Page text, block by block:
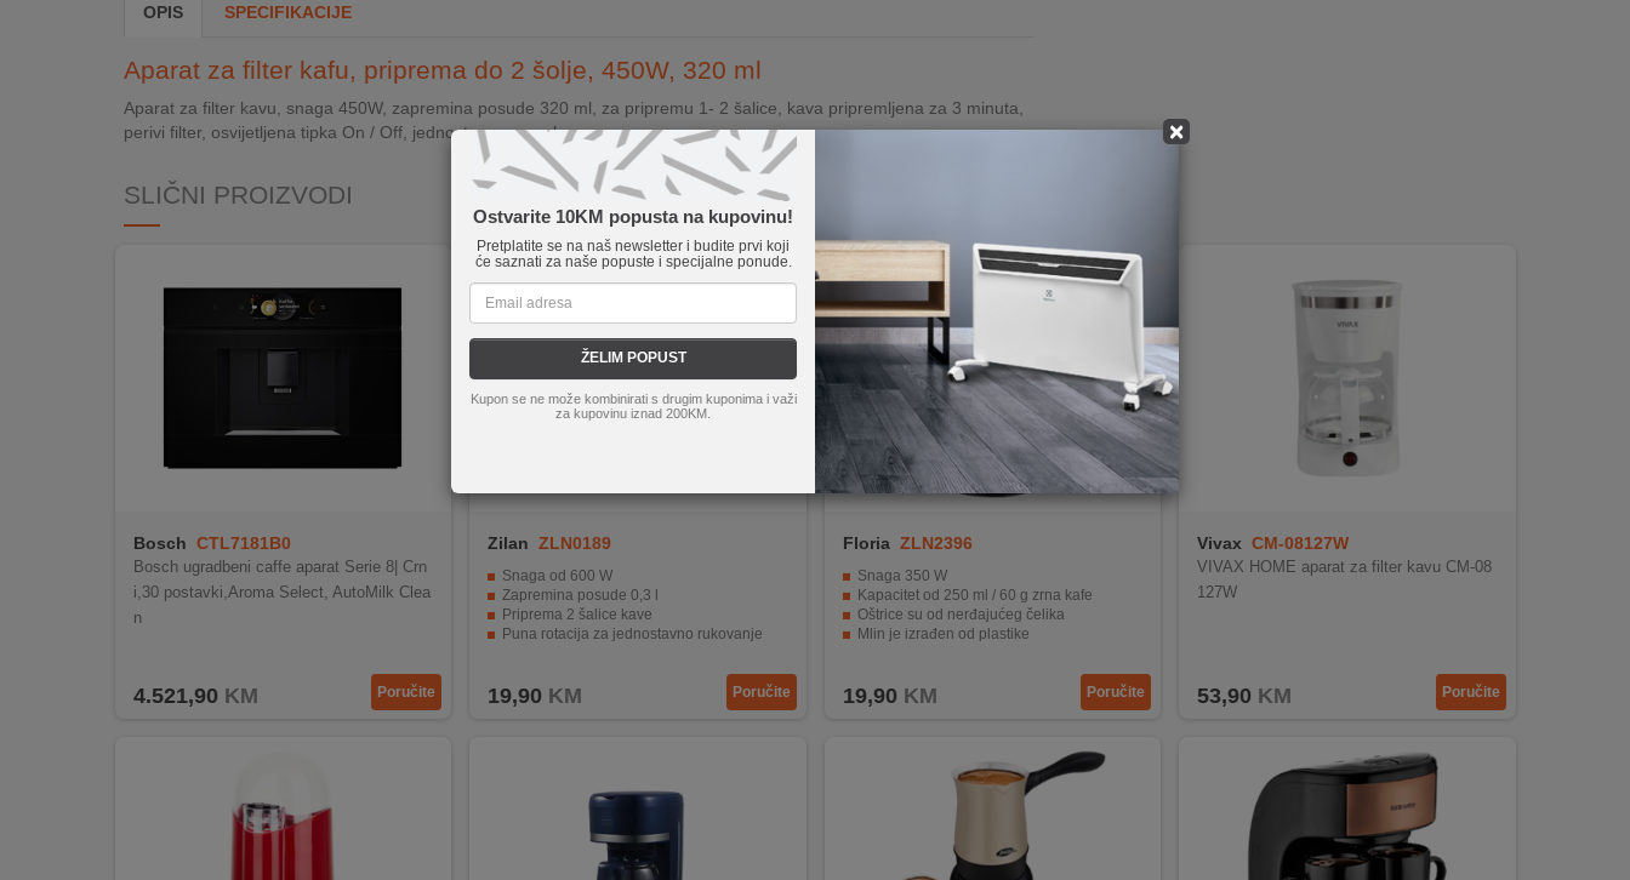
×
Ostvarite 10KM popusta na kupovinu!
Pretplatite se na naš newsletter i budite prvi koji
će saznati za naše popuste i specijalne ponude.
ŽELIM POPUST
Kupon se ne može kombinirati s drugim kuponima i važi
za kupovinu iznad 200KM.
OPIS SPECIFIKACIJE
Aparat za filter kafu, priprema do 2 šolje, 450W, 320 ml
Aparat za filter kavu, snaga 450W, zapremina posude 320 ml, za pripremu 1- 2 šalice, kava pripremljena za 3 minuta,
perivi filter, osvijetljena tipka On / Off, jednostavno za pohranu
SLIČNI PROIZVODI
Bosch CTL7181B0
Bosch ugradbeni caffe aparat Serie 8| Crn
i,30 postavki,Aroma Select, AutoMilk Clea
n
4.521,90 KM Poručite
Zilan ZLN0189
Snaga od 600 W
Zapremina posude 0,3 l
Priprema 2 šalice kave
Puna rotacija za jednostavno rukovanje
19,90 KM Poručite
Floria ZLN2396
Snaga 350 W
Kapacitet od 250 ml / 60 g zrna kafe
Oštrice su od nerđajućeg čelika
Mlin je izrađen od plastike
19,90 KM Poručite
Vivax CM-08127W
VIVAX HOME aparat za filter kavu CM-08
127W
53,90 KM Poručite